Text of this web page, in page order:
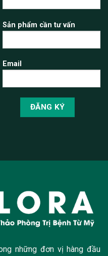
Sản phẩm cần tư vấn
Email
những đơn vị hàng đầu